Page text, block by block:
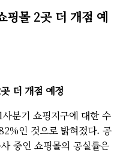
핑몰 2곳 더 개점 예
더 개점 예정
분기 쇼핑지구에 대한 수
인 것으로 밝혀졌다. 공
중인 쇼핑몰의 공실률은